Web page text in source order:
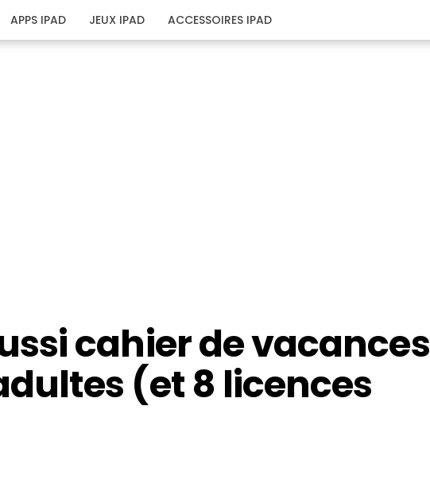
APPS IPAD JEUX IPAD ACCESSOIRES IPAD
cahier de vacances
(et 8 licences